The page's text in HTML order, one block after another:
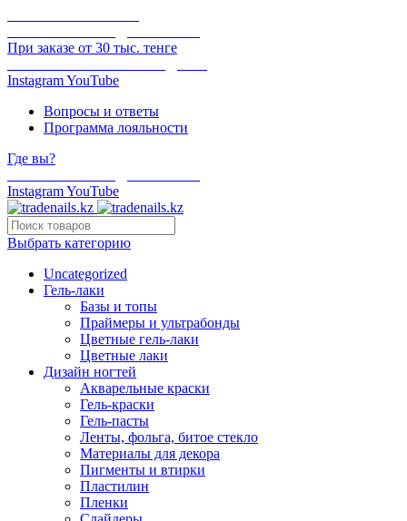
При заказе от 30 тыс. тенге
InstagramYouTube
Вопросы и ответы
Программа лояльности
Где вы?
InstagramYouTube
Выбрать категорию
Uncategorized
Гель-лаки
Базы и топы
Праймеры и ультрабонды
Цветные гель-лаки
Цветные лаки
Дизайн ногтей
Акварельные краски
Гель-краски
Гель-пасты
Ленты, фольга, битое стекло
Материалы для декора
Пигменты и втирки
Пластилин
Пленки